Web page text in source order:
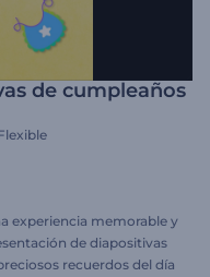
de cumpleaños
experiencia memorable y
de diapositivas
recuerdos del día